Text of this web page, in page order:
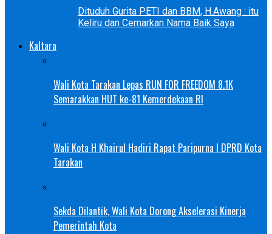
Dituduh Gurita PETI dan BBM, H.Awang : itu
Keliru dan Cemarkan Nama Baik Saya
Kaltara
Wali Kota Tarakan Lepas RUN FOR FREEDOM 8.1K
Semarakkan HUT ke-81 Kemerdekaan RI
Wali Kota H Khairul Hadiri Rapat Paripurna I DPRD Kota
Tarakan
Sekda Dilantik, Wali Kota Dorong Akselerasi Kinerja
Pemerintah Kota